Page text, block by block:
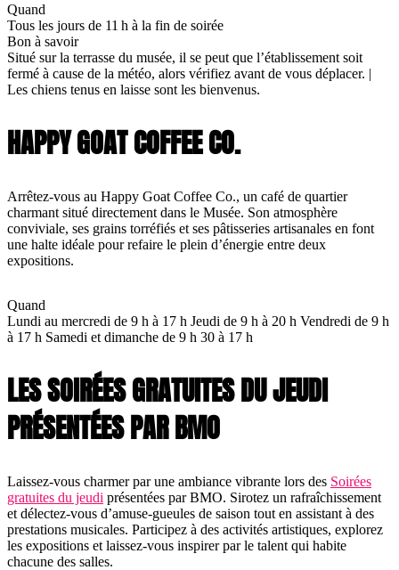
Quand
Tous les jours de 11 h à la fin de soirée
Bon à savoir
Situé sur la terrasse du musée, il se peut que l’établissement soit
fermé à cause de la météo, alors vérifiez avant de vous déplacer. |
Les chiens tenus en laisse sont les bienvenus.
HAPPY GOAT COFFEE CO.
Arrêtez-vous au Happy Goat Coffee Co., un café de quartier
charmant situé directement dans le Musée. Son atmosphère
conviviale, ses grains torréfiés et ses pâtisseries artisanales en font
une halte idéale pour refaire le plein d’énergie entre deux
expositions.
Quand
Lundi au mercredi de 9 h à 17 h Jeudi de 9 h à 20 h Vendredi de 9 h
à 17 h Samedi et dimanche de 9 h 30 à 17 h
LES SOIRÉES GRATUITES DU JEUDI
PRÉSENTÉES PAR BMO
Laissez-vous charmer par une ambiance vibrante lors des Soirées
gratuites du jeudi présentées par BMO. Sirotez un rafraîchissement
et délectez-vous d’amuse-gueules de saison tout en assistant à des
prestations musicales. Participez à des activités artistiques, explorez
les expositions et laissez-vous inspirer par le talent qui habite
chacune des salles.